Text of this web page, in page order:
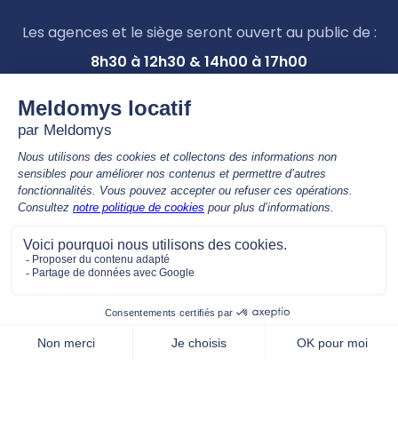
Les agences et le siège seront ouvert au public de :
8h30 à 12h30 & 14h00 à 17h00
Nous contacter par téléphone
02 41 81 68 00
APPEL GRATUIT, de 9h00 à 12h30 & 14h00 à 17h00
Nous contacter par mail